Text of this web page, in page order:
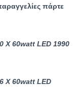
πάρτε
X 60watt LED 1990
X 60watt LED